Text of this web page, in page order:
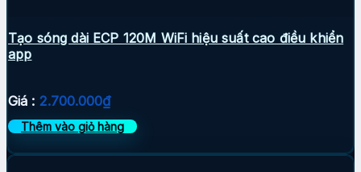
Tạo sóng dài ECP 120M WiFi hiệu suất cao điều khiển
app
Giá : 2.700.000₫
Thêm vào giỏ hàng